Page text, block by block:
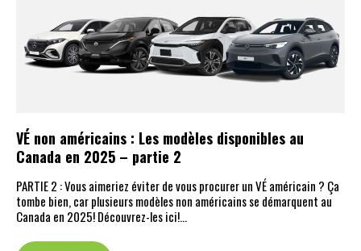
VÉ non américains : Les modèles disponibles au
Canada en 2025 – partie 2
PARTIE 2 : Vous aimeriez éviter de vous procurer un VÉ américain ? Ça
tombe bien, car plusieurs modèles non américains se démarquent au
Canada en 2025! Découvrez-les ici!…